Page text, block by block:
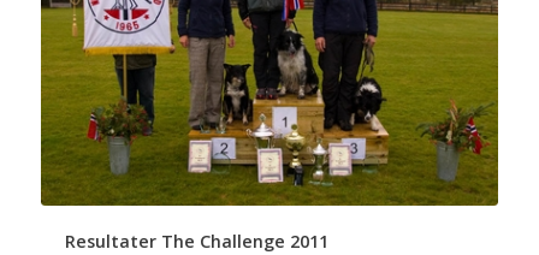
Resultater The Challenge 2011